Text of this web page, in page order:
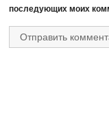
последующих моих